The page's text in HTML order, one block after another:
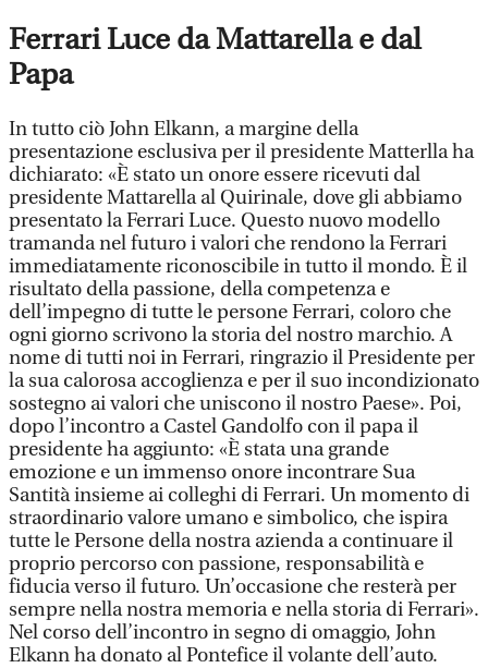
Ferrari Luce da Mattarella e dal
Papa
In tutto ciò John Elkann, a margine della
presentazione esclusiva per il presidente Matterlla ha
dichiarato: «È stato un onore essere ricevuti dal
presidente Mattarella al Quirinale, dove gli abbiamo
presentato la Ferrari Luce. Questo nuovo modello
tramanda nel futuro i valori che rendono la Ferrari
immediatamente riconoscibile in tutto il mondo. È il
risultato della passione, della competenza e
dell’impegno di tutte le persone Ferrari, coloro che
ogni giorno scrivono la storia del nostro marchio. A
nome di tutti noi in Ferrari, ringrazio il Presidente per
la sua calorosa accoglienza e per il suo incondizionato
sostegno ai valori che uniscono il nostro Paese». Poi,
dopo l’incontro a Castel Gandolfo con il papa il
presidente ha aggiunto: «È stata una grande
emozione e un immenso onore incontrare Sua
Santità insieme ai colleghi di Ferrari. Un momento di
straordinario valore umano e simbolico, che ispira
tutte le Persone della nostra azienda a continuare il
proprio percorso con passione, responsabilità e
fiducia verso il futuro. Un’occasione che resterà per
sempre nella nostra memoria e nella storia di Ferrari».
Nel corso dell’incontro in segno di omaggio, John
Elkann ha donato al Pontefice il volante dell’auto.